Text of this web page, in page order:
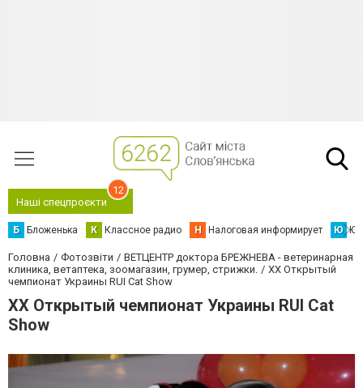
Наші спецпроєкти
12
Б Бложенька К Классное радио Н Налоговая информирует Ю
Головна Фотозвіти
ВЕТЦЕНТР доктора БРЕЖНЕВА - ветеринарная
клиника, ветаптека, зоомагазин, грумер, стрижки.
ХХ Открытый
чемпионат Украины RUI Cat Show
ХХ Открытый чемпионат Украины RUI Cat
Show